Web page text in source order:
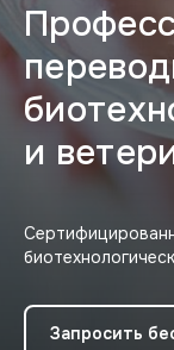
и
Запросить